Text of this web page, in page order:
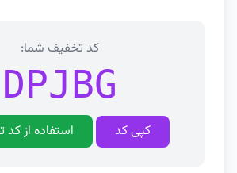
کد تخفیف شما:
DPJBG
کپی کد استفاده از